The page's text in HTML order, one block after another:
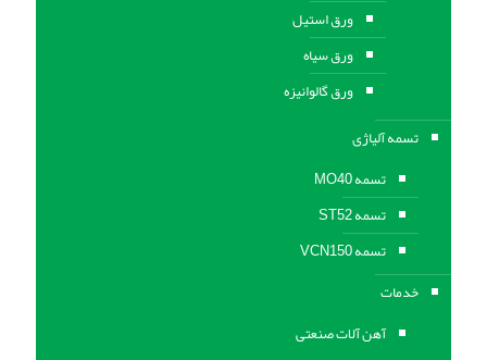
ورق استیل
ورق سیاه
ورق گالوانیزه
تسمه آلیاژی
تسمه MO40
تسمه ST52
تسمه VCN150
خدمات
آهن آلات صنعتی